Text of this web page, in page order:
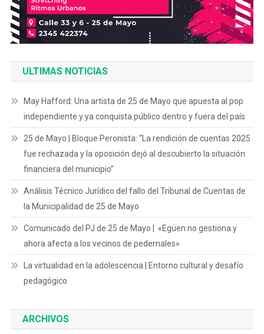
ULTIMAS NOTICIAS
May Hafford: Una artista de 25 de Mayo que apuesta al pop
independiente y ya conquista público dentro y fuera del país
25 de Mayo | Bloque Peronista: “La rendición de cuentas 2025
fue rechazada y la oposición dejó al descubierto la situación
financiera del municipio”
Análisis Técnico Jurídico del fallo del Tribunal de Cuentas de
la Municipalidad de 25 de Mayo
Comunicado del PJ de 25 de Mayo | «Egüen no gestiona y
ahora afecta a los vecinos de pedernales»
La virtualidad en la adolescencia | Entorno cultural y desafío
pedagógico
ARCHIVOS